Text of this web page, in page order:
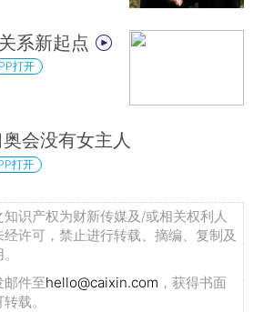
系新起点
打开
奥会没有女主人
打开
识产权为财新传媒及/或相关权利人
许可，禁止进行转载、摘编、复制及
邮件至hello@caixin.com ，获得书面
载。